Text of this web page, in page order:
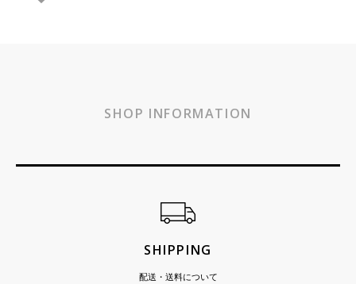
SHOP INFORMATION
SHIPPING
配送・送料について